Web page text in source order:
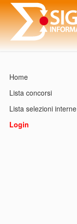
Home
Lista concorsi
Lista selezioni interne
Login